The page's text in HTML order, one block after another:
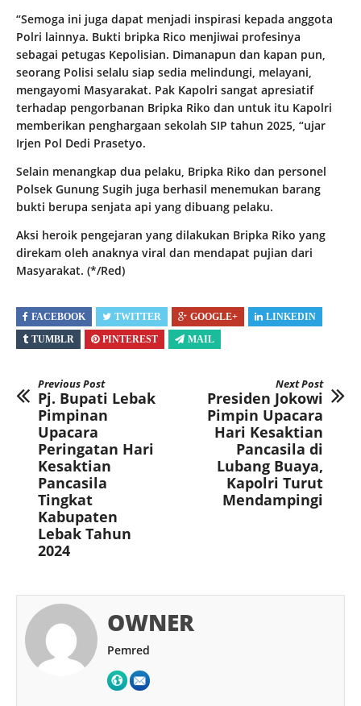
“Semoga ini juga dapat menjadi inspirasi kepada anggota
Polri lainnya. Bukti bripka Rico menjiwai profesinya
sebagai petugas Kepolisian. Dimanapun dan kapan pun,
seorang Polisi selalu siap sedia melindungi, melayani,
mengayomi Masyarakat. Pak Kapolri sangat apresiatif
terhadap pengorbanan Bripka Riko dan untuk itu Kapolri
memberikan penghargaan sekolah SIP tahun 2025, “ujar
Irjen Pol Dedi Prasetyo.
Selain menangkap dua pelaku, Bripka Riko dan personel
Polsek Gunung Sugih juga berhasil menemukan barang
bukti berupa senjata api yang dibuang pelaku.
Aksi heroik pengejaran yang dilakukan Bripka Riko yang
direkam oleh anaknya viral dan mendapat pujian dari
Masyarakat. (*/Red)
FACEBOOK TWITTER GOOGLE+
LINKEDIN
TUMBLR
PINTEREST MAIL
Previous Post
Pj. Bupati Lebak
Pimpinan
Upacara
Peringatan Hari
Kesaktian
Pancasila
Tingkat
Kabupaten
Lebak Tahun
2024
Next Post
Presiden Jokowi
Pimpin Upacara
Hari Kesaktian
Pancasila di
Lubang Buaya,
Kapolri Turut
Mendampingi
OWNER
Pemred